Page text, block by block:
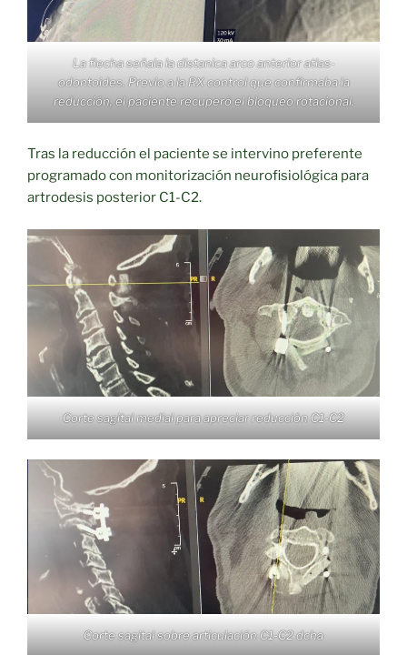
La flecha señala la distanica arco anterior atlas-
odontoides. Previo a la RX control que confirmaba la
reducción, el paciente recuperó el bloqueo rotacional.
Tras la reducción el paciente se intervino preferente
programado con monitorización neurofisiológica para
artrodesis posterior C1-C2.
Corte sagital medial para apreciar reducción C1-C2
Corte sagital sobre articulación C1-C2 dcha